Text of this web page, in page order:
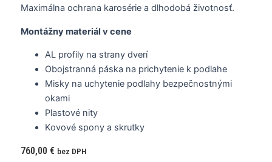
Maximálna ochrana karosérie a dlhodobá životnosť.
Montážny materiál v cene
AL profily na strany dverí
Obojstranná páska na prichytenie k podlahe
Misky na uchytenie podlahy bezpečnostnými
okami
Plastové nity
Kovové spony a skrutky
760,00 € bez DPH